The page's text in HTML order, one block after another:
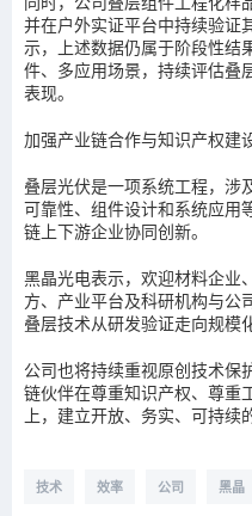
并在户外实证平台中持续验证
示，上述数据仍属于阶段性结
件、多应用场景，持续评估叠
表现。
加强产业链合作与知识产权建
叠层光伏是一项系统工程，涉
可靠性、组件设计和系统应用
链上下游企业协同创新。
黑晶光电表示，欢迎材料企业
方、产业平台及科研机构与公
叠层技术从研发验证走向规模
公司也将持续重视原创技术保
链伙伴在尊重知识产权、尊重
上，建立开放、务实、可持续
技术 效率 公司 黑晶